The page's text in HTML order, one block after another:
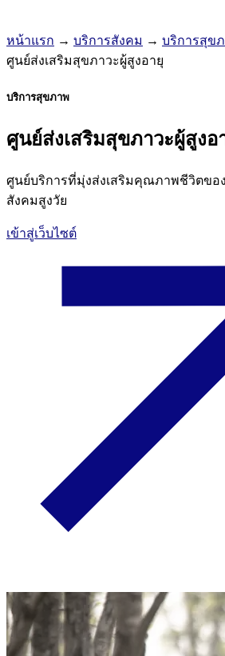
หน้าแรก → บริการสังคม → บริการสุข
ศูนย์ส่งเสริมสุขภาวะผู้สูงอายุ
บริการสุขภาพ
ศูนย์ส่งเสริมสุขภาวะผู้สูงอ
ศูนย์บริการที่มุ่งส่งเสริมคุณภาพชีวิตขอ
สังคมสูงวัย
เข้าสู่เว็บไซต์